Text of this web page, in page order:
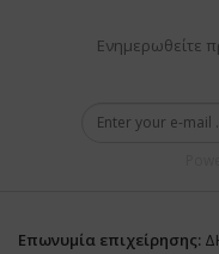
Ενημερωθείτε
Επωνυμία επιχείρησης: